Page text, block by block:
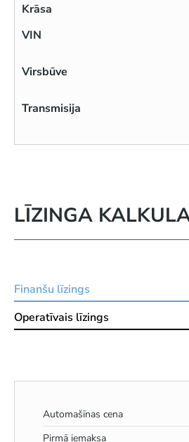
Krāsa
VIN
Virsbūve
Transmisija
LĪZINGA
Finanšu līzings
Operatīvais līzings
Automašīnas cena
Pirmā iemaksa